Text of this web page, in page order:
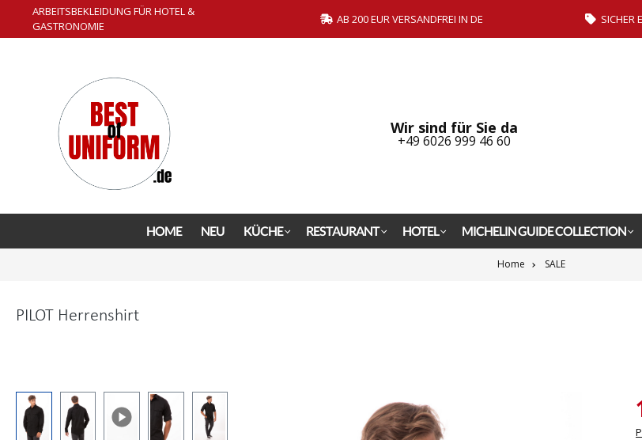
Zur Hauptnavigation springen
ARBEITSBEKLEIDUNG FÜR HOTEL &
GASTRONOMIE
AB 200 EUR VERSANDFREI IN DE SICHER
Wir sind für Sie da
+49 6026 999 46 60
HOME NEU KÜCHE RESTAURANT HOTEL MICHELIN GUIDE COLLECTION
Home SALE
PILOT Herrenshirt
Bildergalerie überspringen